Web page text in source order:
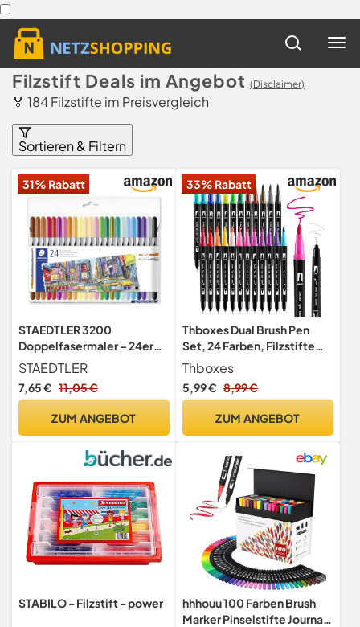
Filzstift Deals im Angebot (Disclaimer)
🏅 184 Filzstifte im Preisvergleich
Sortieren & Filtern
31% Rabatt
STAEDTLER 3200
Doppelfasermaler – 24er
Set (20+4), 0,5–3,0 mm
STAEDTLER
7,65 € 11,05 €
ZUM ANGEBOT
33% Rabatt
Thboxes Dual Brush Pen
Set, 24 Farben, Filzstifte
mit Doppelspitze
Thboxes
5,99 € 8,99 €
ZUM ANGEBOT
STABILO - Filzstift - power
hhhouu 100 Farben Brush
Marker Pinselstifte Journal